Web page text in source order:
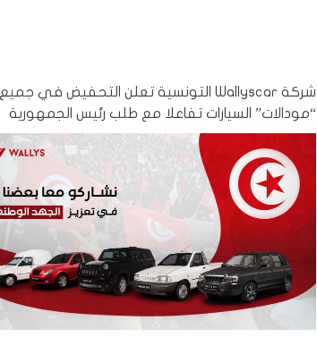
شركة Wallyscar التونسية تعلن التحفيض في جميع
“مودالات” السيارات تفاعلا مع طلب رئيس الجمهورية